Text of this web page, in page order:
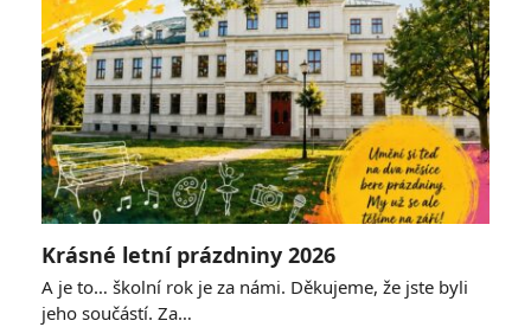
Krásné letní prázdniny 2026
A je to… školní rok je za námi. Děkujeme, že jste byli
jeho součástí. Za…